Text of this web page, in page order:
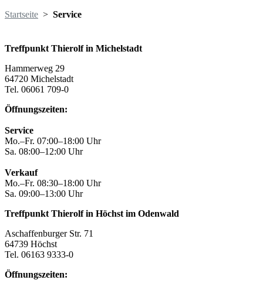
Startseite > Service
Treffpunkt Thierolf in Michelstadt
Hammerweg 29
64720 Michelstadt
Tel. 06061 709-0
Öffnungszeiten:
Service
Mo.–Fr. 07:00–18:00 Uhr
Sa. 08:00–12:00 Uhr
Verkauf
Mo.–Fr. 08:30–18:00 Uhr
Sa. 09:00–13:00 Uhr
Treffpunkt Thierolf in Höchst im Odenwald
Aschaffenburger Str. 71
64739 Höchst
Tel. 06163 9333-0
Öffnungszeiten: